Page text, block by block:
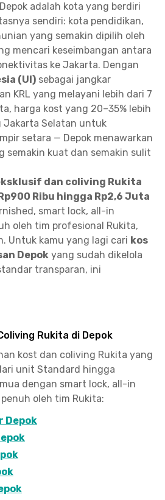
adalah kota yang berdiri
sendiri: kota pendidikan,
yang semakin dipilih oleh
mencari keseimbangan antara
ke Jakarta. Dengan
(UI) sebagai jangkar
KRL yang melayani lebih dari 7
harga kost yang 20–35% lebih
Selatan untuk
setara — Depok menawarkan
semakin kuat dan semakin sulit
dan coliving Rukita
Ribu hingga Rp2,6 Juta
smart lock, all-in
oleh tim profesional Rukita,
Untuk kamu yang lagi cari kos
Depok yang sudah dikelola
transparan, ini
Rukita di Depok
kost dan coliving Rukita yang
unit Standard hingga
dengan smart lock, all-in
oleh tim Rukita:
Depok